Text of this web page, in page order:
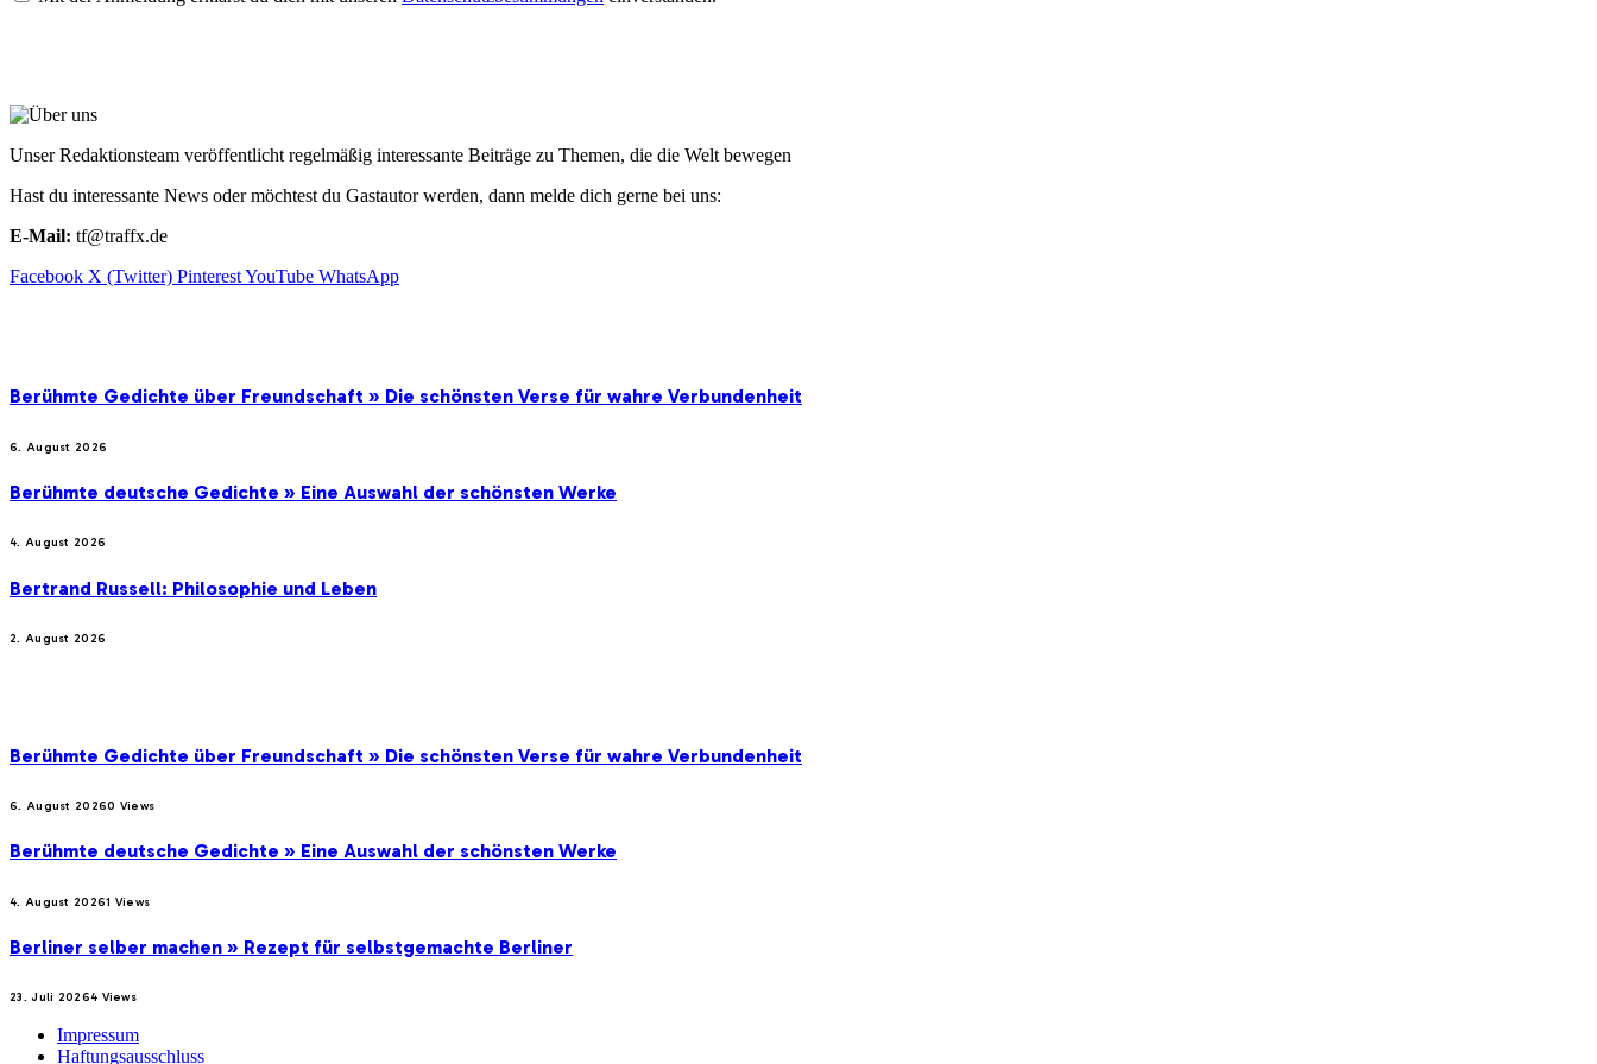
Unser Redaktionsteam veröffentlicht regelmäßig interessante Beiträge zu Themen, die die Welt bewegen
Hast du interessante News oder möchtest du Gastautor werden, dann melde dich gerne bei uns:
E-Mail: tf@traffx.de
Facebook X (Twitter) PinterestYouTube WhatsApp
Berühmte Gedichte über Freundschaft » Die schönsten Verse für wahre Verbundenheit
6. August 2026
Berühmte deutsche Gedichte » Eine Auswahl der schönsten Werke
4. August 2026
Bertrand Russell: Philosophie und Leben
2. August 2026
Berühmte Gedichte über Freundschaft » Die schönsten Verse für wahre Verbundenheit
6. August 20260 Views
Berühmte deutsche Gedichte » Eine Auswahl der schönsten Werke
4. August 20261 Views
Berliner selber machen » Rezept für selbstgemachte Berliner
23. Juli 20264 Views
Impressum
Haftungsausschluss